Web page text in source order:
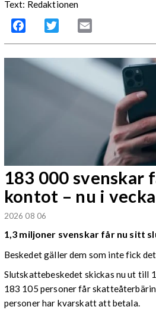
Text: Redaktionen
Facebook Twitter
183 000 svenskar
kontot – nu i
2026 08 06
1,3 miljoner svenskar får nu sitt
Beskedet gäller dem som inte fick
Slutskattebeskedet skickas nu ut till
183 105 personer får
personer har kvarskatt att betala.